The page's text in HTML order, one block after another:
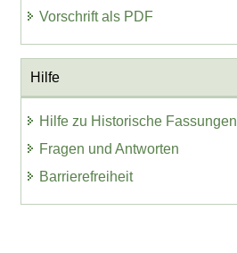
Vorschrift als PDF
Hilfe
Hilfe zu Historische Fassungen
Fragen und Antworten
Barrierefreiheit